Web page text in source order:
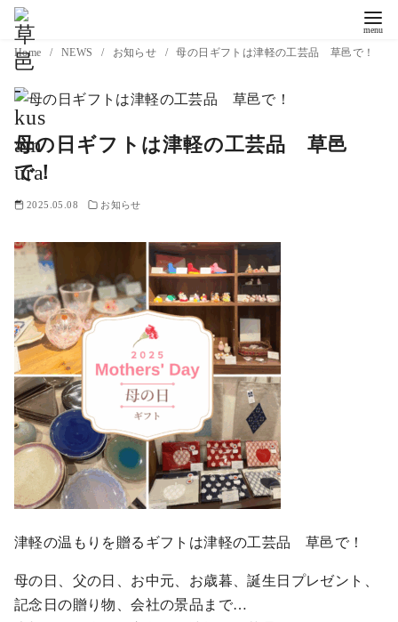
Home NEWS お知らせ 母の日ギフトは津軽の工芸品 草邑で！
母の日ギフトは津軽の工芸品 草邑
で！
2025.05.08 お知らせ
津軽の温もりを贈るギフトは津軽の工芸品 草邑で！
母の日、父の日、お中元、お歳暮、誕生日プレゼント、
記念日の贈り物、会社の景品まで…